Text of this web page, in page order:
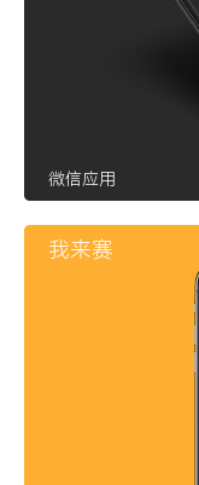
微信应用
我来赛